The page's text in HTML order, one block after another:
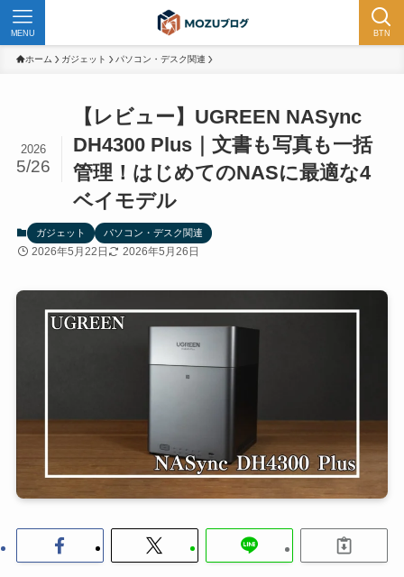
BTN
MENU
ホーム ガジェット パソコン・デスク関連
【レビュー】UGREEN NASync
DH4300 Plus｜文書も写真も一括
管理！はじめてのNASに最適な4
ベイモデル
2026
5/26
ガジェット パソコン・デスク関連
2026年5月22日 2026年5月26日